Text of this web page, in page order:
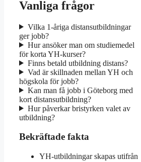
Vanliga frågor
Vilka 1-åriga distansutbildningar
ger jobb?
Hur ansöker man om studiemedel
för korta YH-kurser?
Finns betald utbildning distans?
Vad är skillnaden mellan YH och
högskola för jobb?
Kan man få jobb i Göteborg med
kort distansutbildning?
Hur påverkar bristyrken valet av
utbildning?
Bekräftade fakta
YH-utbildningar skapas utifrån